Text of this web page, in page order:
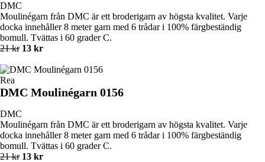
DMC
Moulinégarn från DMC är ett broderigarn av högsta kvalitet. Varje
docka innehåller 8 meter garn med 6 trådar i 100% färgbeständig
bomull. Tvättas i 60 grader C.
21 kr 13 kr
Rea
DMC Moulinégarn 0156
DMC
Moulinégarn från DMC är ett broderigarn av högsta kvalitet. Varje
docka innehåller 8 meter garn med 6 trådar i 100% färgbeständig
bomull. Tvättas i 60 grader C.
21 kr 13 kr